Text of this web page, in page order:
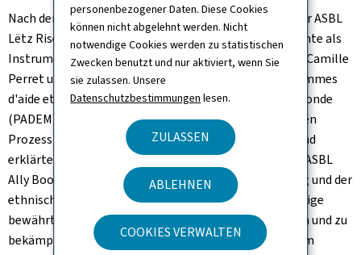
personenbezogener Daten. Diese Cookies
können nicht abgelehnt werden. Nicht
notwendige Cookies werden zu statistischen
Zwecken benutzt und nur aktiviert, wenn Sie
sie zulassen. Unsere
Datenschutzbestimmungen lesen.
ZULASSEN
ABLEHNEN
COOKIES VERWALTEN
Nach der Begrüßung sprach Sandrine Gashonga von der ASBL
Lëtz Rise Up über die luxemburgische Kolonialgeschichte als
Instrument zur Bekämpfung von Rassismus, während Camille
Perret und Manuella Tiako Penda von der NGO
Programmes
d'aide et de développement destinés aux enfants du monde
(PADEM) ein interaktives Quiz über Stereotypen und den
Prozess der Diskriminierung moderierten. Anschließend
erklärten Sabrina Castello und Myriam Abaied von der ASBL
Ally Book Club
die Konzepte der kognitiven Verzerrung und der
ethnisch-rassischen Mikroaggressionen und gaben einige
bewährte Praktiken an die Hand, um diese zu erkennen und zu
bekämpfen. Schließlich präsentierte Jessica Lopes vom